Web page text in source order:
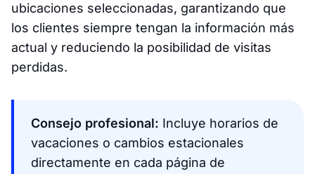
ubicaciones seleccionadas, garantizando que
los clientes siempre tengan la información más
actual y reduciendo la posibilidad de visitas
perdidas.
Consejo profesional: Incluye horarios de
vacaciones o cambios estacionales
directamente en cada página de